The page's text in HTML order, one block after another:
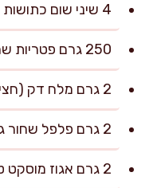
4 שיני שום כתושות (כ-16 גרם)
250 גרם פטריות שמפיניון פרוסות בעובי 0.5 ס"מ
2 גרם מלח דק (חצי כפית) לרוטב
2 גרם פלפל שחור גרוס (חצי כפית)
2 גרם אגוז מוסקט טחון (רבע כפית)